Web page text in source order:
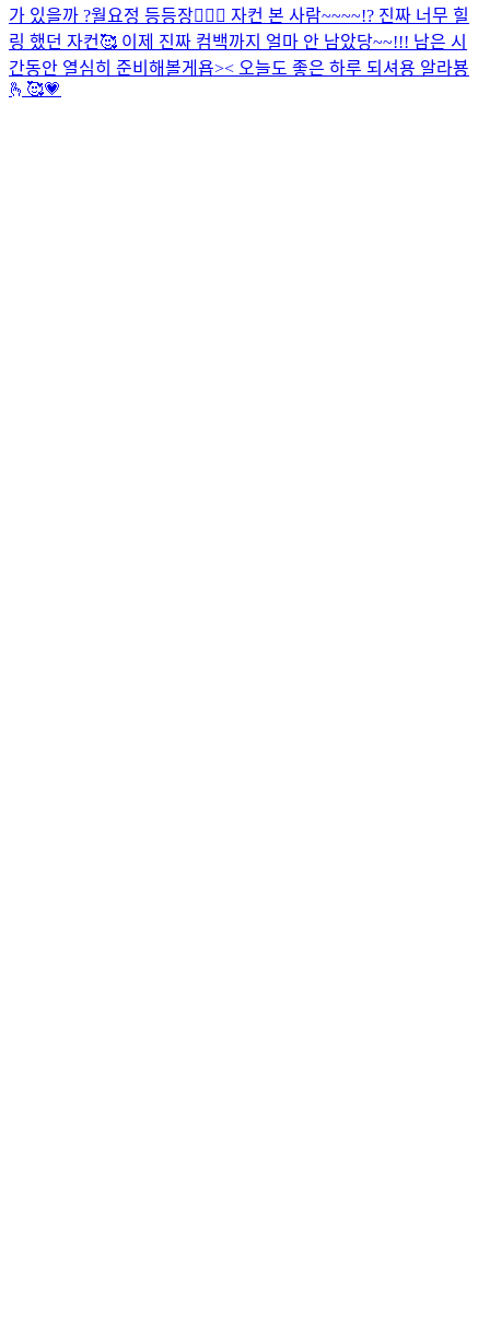
가 있을까 ?월요정 등등장🧚🏻‍♀️ 자컨 본 사람~~~~!? 진짜 너무 힐
링 했던 자컨🥰 이제 진짜 컴백까지 얼마 안 남았당~~!!! 남은 시
간동안 열심히 준비해볼게욥>< 오늘도 좋은 하루 되셔용 알라뵹
🫰🥰💗